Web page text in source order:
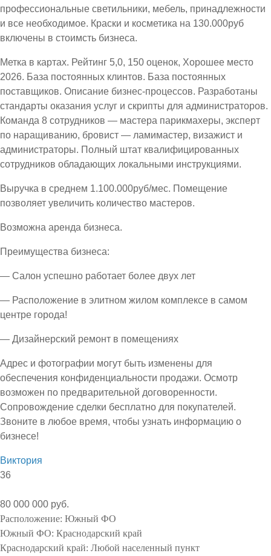
профессиональные светильники, мебель, принадлежности
и все необходимое. Краски и косметика на 130.000руб
включены в стоимсть бизнеса.
Метка в картах. Рейтинг 5,0, 150 оценок, Хорошее место
2026. База постоянных клинтов. База постоянных
поставщиков. Описание бизнес-процессов. Разработаны
стандарты оказания услуг и скрипты для администраторов.
Команда 8 сотрудников — мастера парикмахеры, эксперт
по наращиванию, бровист — ламимастер, визажист и
администраторы. Полный штат квалифицированных
сотрудников обладающих локальными инструкциями.
Выручка в среднем 1.100.000руб/мес. Помещение
позволяет увеличить количество мастеров.
Возможна аренда бизнеса.
Преимущества бизнеса:
— Салон успешно работает более двух лет
— Расположение в элитном жилом комплексе в самом
центре города!
— Дизайнерский ремонт в помещениях
Адрес и фотографии могут быть изменены для
обеспечения конфиденциальности продажи. Осмотр
возможен по предварительной договоренности.
Сопровождение сделки бесплатно для покупателей.
Звоните в любое время, чтобы узнать информацию о
бизнесе!
Виктория
36
80 000 000 руб.
Расположение: Южный ФО
Южный ФО: Краснодарский край
Краснодарский край: Любой населенный пункт